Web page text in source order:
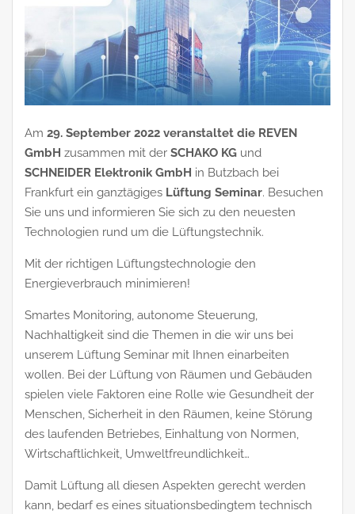
Am 29. September 2022 veranstaltet die REVEN
GmbH zusammen mit der SCHAKO KG und
SCHNEIDER Elektronik GmbH in Butzbach bei
Frankfurt ein ganztägiges Lüftung Seminar. Besuchen
Sie uns und informieren Sie sich zu den neuesten
Technologien rund um die Lüftungstechnik.
Mit der richtigen Lüftungstechnologie den
Energieverbrauch minimieren!
Smartes Monitoring, autonome Steuerung,
Nachhaltigkeit sind die Themen in die wir uns bei
unserem Lüftung Seminar mit Ihnen einarbeiten
wollen. Bei der Lüftung von Räumen und Gebäuden
spielen viele Faktoren eine Rolle wie Gesundheit der
Menschen, Sicherheit in den Räumen, keine Störung
des laufenden Betriebes, Einhaltung von Normen,
Wirtschaftlichkeit, Umweltfreundlichkeit…
Damit Lüftung all diesen Aspekten gerecht werden
kann, bedarf es eines situationsbedingtem technisch